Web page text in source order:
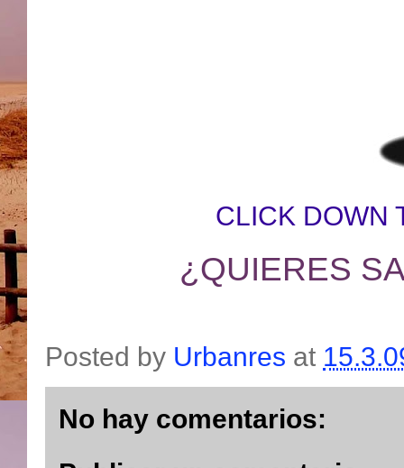
CLICK DOWN
¿QUIERES
Posted by Urbanres at
No hay comentarios: